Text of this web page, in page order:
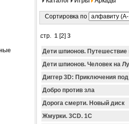
Сортировка по
стр. 1 [2] 3
Дети шпионов.
Дети шпионов. Человек на
Диггер 3D: Приключения
Добро против зла
Дорога смерти. Новый диск
Жмурки. 3CD. 1C